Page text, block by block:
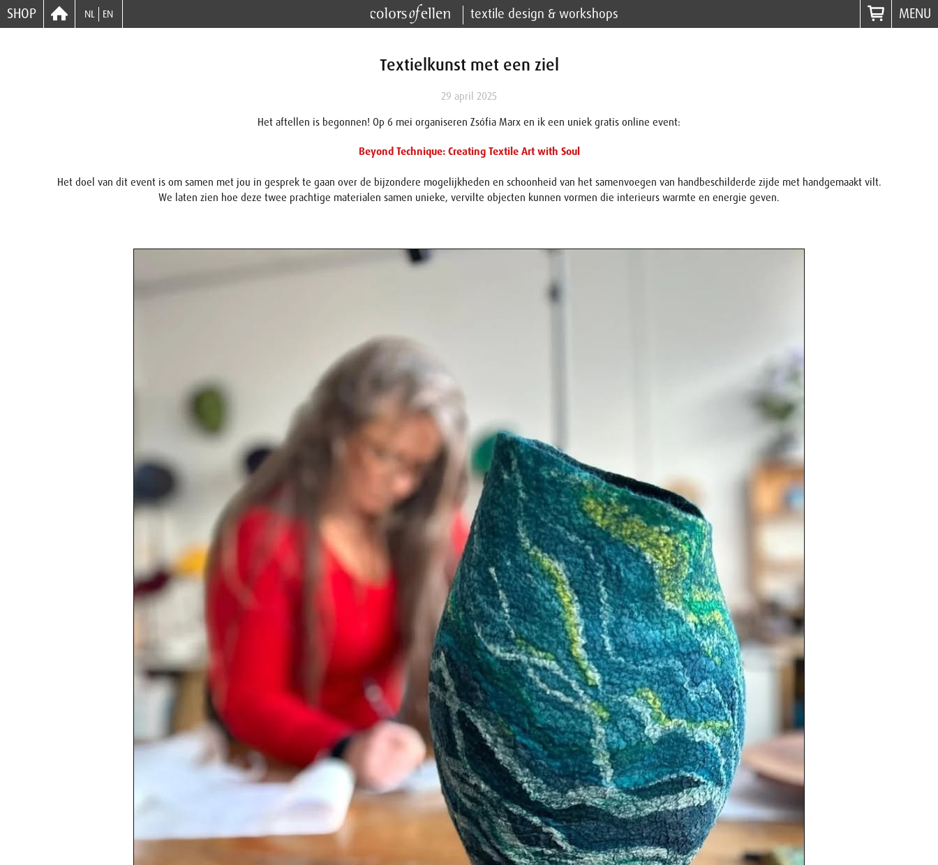
SHOP NL EN textile design & workshops MENU
Textielkunst met een ziel
29 april 2025
Het aftellen is begonnen! Op 6 mei organiseren Zsófia Marx en ik een uniek gratis online event:
Beyond Technique: Creating Textile Art with Soul
Het doel van dit event is om samen met jou in gesprek te gaan over de bijzondere mogelijkheden en schoonheid van het samenvoegen van handbeschilderde zijde met handgemaakt vilt.
We laten zien hoe deze twee prachtige materialen samen unieke, vervilte objecten kunnen vormen die interieurs warmte en energie geven.